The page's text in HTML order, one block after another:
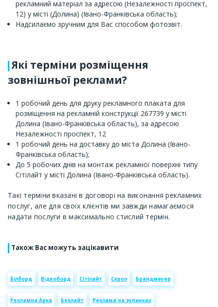
рекламний матеріал за адресою (Незалежності проспект,
12) у місті (Долина) (Івано-Франківська область);
Надсилаємо зручним для Вас способом фотозвіт.
Які терміни розміщення
зовнішньої реклами?
1 робочий день для друку рекламного плаката для
розміщення на рекламній конструкції 267739 у місті
Долина (Івано-Франківська область), за адресою
Незалежності проспект, 12
1 робочий день на доставку до міста Долина (Івано-
Франківська область);
До 5 робочих днів на монтаж рекламної поверхні типу
Сітілайт у місті Долина (Івано-Франківська область).
Такі терміни вказані в договорі на виконання рекламних
послуг, але для своїх клієнтів ми завжди намагаємося
надати послуги в максимально стислий термін.
Також Вас можуть зацікавити
Білборд Відеоборд Сітілайт Скрол Брандмауер
Рекламна Арка Беклайт Реклама на зупинках